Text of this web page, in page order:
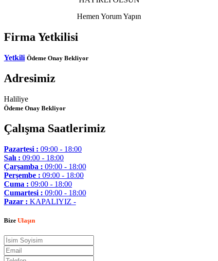
Hemen Yorum Yapın
Firma Yetkilisi
Yetkili Ödeme Onay Bekliyor
Adresimiz
Haliliye
Ödeme Onay Bekliyor
Çalışma Saatlerimiz
Pazartesi : 09:00 - 18:00
Salı : 09:00 - 18:00
Çarşamba : 09:00 - 18:00
Perşembe : 09:00 - 18:00
Cuma : 09:00 - 18:00
Cumartesi : 09:00 - 18:00
Pazar : KAPALIYIZ -
Bize Ulaşın